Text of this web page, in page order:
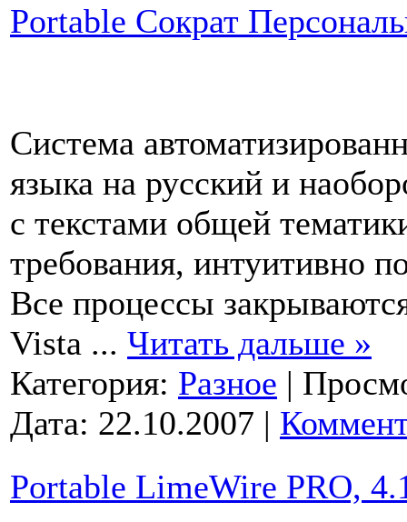
Portable Сократ
Система
языка на русский и
с текстами общей
требования, интуитивно
Все процессы
Vista ... Читать дальше »
Категория: Разное |
Дата: 22.10.2007 |
Portable LimeWire PRO,